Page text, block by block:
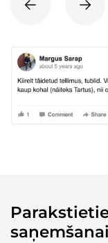
saņemšanai